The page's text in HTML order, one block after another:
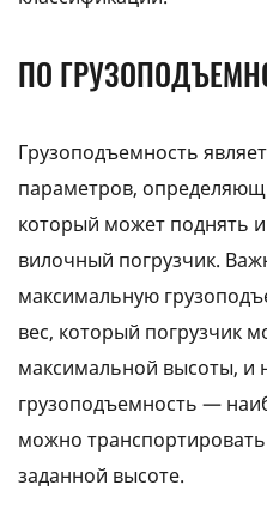
ПО
Грузоподъемность
параметров,
который может поднять
вилочный погрузчик.
максимальную
вес, который погрузчик
максимальной высоты, и
грузоподъемность —
можно
заданной высоте.